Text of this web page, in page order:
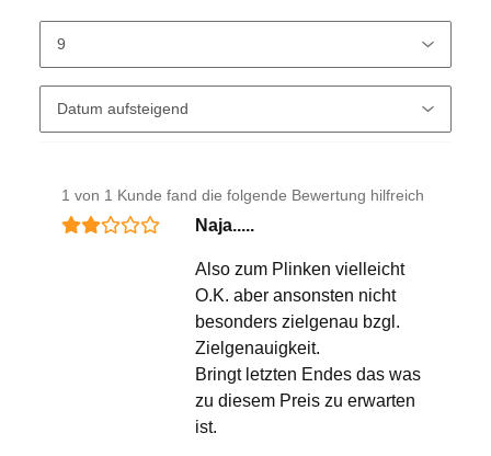
1 von 1 Kunde fand die folgende Bewertung hilfreich
Naja.....
Also zum Plinken vielleicht
O.K. aber ansonsten nicht
besonders zielgenau bzgl.
Zielgenauigkeit.
Bringt letzten Endes das was
zu diesem Preis zu erwarten
ist.